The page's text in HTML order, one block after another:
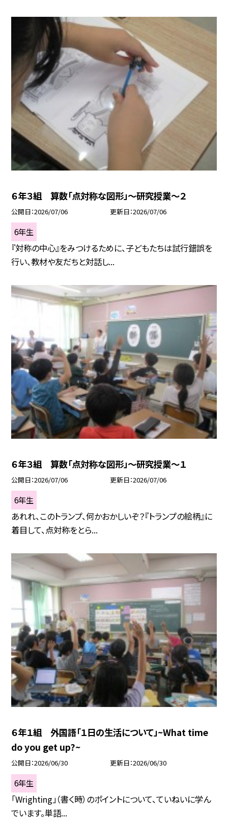
６年３組 算数「点対称な図形」～研究授業～２
公開日 2026/07/06 更新日 2026/07/06
6年生
『対称の中心』をみつけるために、子どもたちは試行錯誤を
行い、教材や友だちと対話し...
６年３組 算数「点対称な図形」～研究授業～１
公開日 2026/07/06 更新日 2026/07/06
6年生
あれれ、このトランプ、何かおかしいぞ？『トランプの絵柄』に
着目して、点対称をとら...
６年１組 外国語「１日の生活について」~What time
do you get up?~
公開日 2026/06/30 更新日 2026/06/30
6年生
「Wrighting」（書く時）のポイントについて、ていねいに学ん
でいます。単語...